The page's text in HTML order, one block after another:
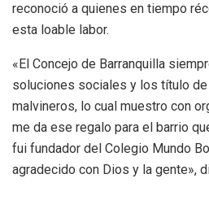
reconoció a quienes en tiempo
esta loable labor.
«El Concejo de Barranquilla
soluciones sociales y los título
malvineros, lo cual muestro con
me da ese regalo para el barrio
fui fundador del Colegio Mundo
agradecido con Dios y la gente»,